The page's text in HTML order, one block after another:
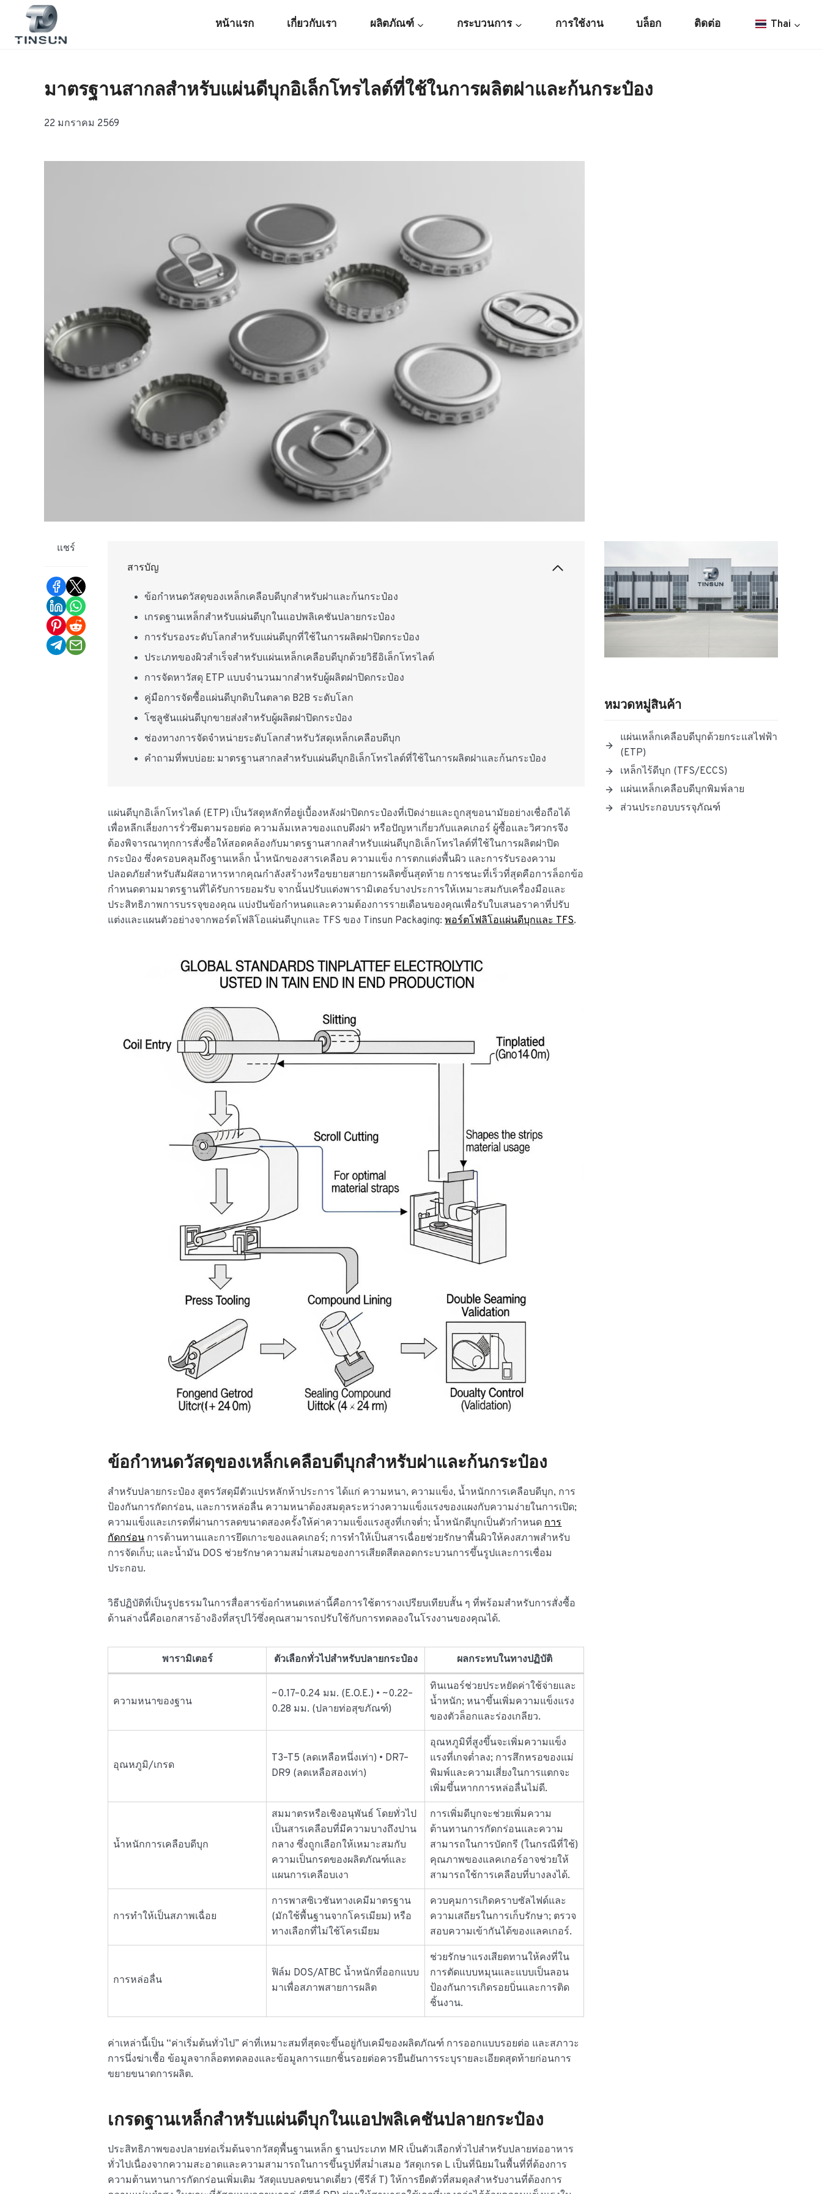
หน้าแรก เกี่ยวกับเรา ผลิตภัณฑ์ กระบวนการ การใช้งาน บล็อก ติดต่อ Thai
มาตรฐานสากลสำหรับแผ่นดีบุกอิเล็กโทรไลต์ที่ใช้ในการผลิตฝาและก้นกระป๋อง
22 มกราคม 2569
แชร์
สารบัญ
ข้อกำหนดวัสดุของเหล็กเคลือบดีบุกสำหรับฝาและก้นกระป๋อง
เกรดฐานเหล็กสำหรับแผ่นดีบุกในแอปพลิเคชันปลายกระป๋อง
การรับรองระดับโลกสำหรับแผ่นดีบุกที่ใช้ในการผลิตฝาปิดกระป๋อง
ประเภทของผิวสำเร็จสำหรับแผ่นเหล็กเคลือบดีบุกด้วยวิธีอิเล็กโทรไลต์
การจัดหาวัสดุ ETP แบบจำนวนมากสำหรับผู้ผลิตฝาปิดกระป๋อง
คู่มือการจัดซื้อแผ่นดีบุกดิบในตลาด B2B ระดับโลก
โซลูชันแผ่นดีบุกขายส่งสำหรับผู้ผลิตฝาปิดกระป๋อง
ช่องทางการจัดจำหน่ายระดับโลกสำหรับวัสดุเหล็กเคลือบดีบุก
คำถามที่พบบ่อย: มาตรฐานสากลสำหรับแผ่นดีบุกอิเล็กโทรไลต์ที่ใช้ในการผลิตฝาและก้นกระป๋อง
แผ่นดีบุกอิเล็กโทรไลต์ (ETP) เป็นวัสดุหลักที่อยู่เบื้องหลังฝาปิดกระป๋องที่เปิดง่ายและถูกสุขอนามัยอย่างเชื่อถือได้
เพื่อหลีกเลี่ยงการรั่วซึมตามรอยต่อ ความล้มเหลวของแถบดึงฝา หรือปัญหาเกี่ยวกับแลคเกอร์ ผู้ซื้อและวิศวกรจึง
ต้องพิจารณาทุกการสั่งซื้อให้สอดคล้องกับมาตรฐานสากลสำหรับแผ่นดีบุกอิเล็กโทรไลต์ที่ใช้ในการผลิตฝาปิด
กระป๋อง ซึ่งครอบคลุมถึงฐานเหล็ก น้ำหนักของสารเคลือบ ความแข็ง การตกแต่งพื้นผิว และการรับรองความ
ปลอดภัยสำหรับสัมผัสอาหารหากคุณกำลังสร้างหรือขยายสายการผลิตขั้นสุดท้าย การชนะที่เร็วที่สุดคือการล็อกข้อ
กำหนดตามมาตรฐานที่ได้รับการยอมรับ จากนั้นปรับแต่งพารามิเตอร์บางประการให้เหมาะสมกับเครื่องมือและ
ประสิทธิภาพการบรรจุของคุณ แบ่งปันข้อกำหนดและความต้องการรายเดือนของคุณเพื่อรับใบเสนอราคาที่ปรับ
แต่งและแผนตัวอย่างจากพอร์ตโฟลิโอแผ่นดีบุกและ TFS ของ Tinsun Packaging:พอร์ตโฟลิโอแผ่นดีบุกและ TFS.
ข้อกำหนดวัสดุของเหล็กเคลือบดีบุกสำหรับฝาและก้นกระป๋อง
สำหรับปลายกระป๋อง สูตรวัสดุมีตัวแปรหลักห้าประการ ได้แก่ ความหนา, ความแข็ง, น้ำหนักการเคลือบดีบุก, การ
ป้องกันการกัดกร่อน, และการหล่อลื่น ความหนาต้องสมดุลระหว่างความแข็งแรงของแผงกับความง่ายในการเปิด;
ความแข็งและเกรดที่ผ่านการลดขนาดสองครั้งให้ค่าความแข็งแรงสูงที่เกจต่ำ; น้ำหนักดีบุกเป็นตัวกำหนดการ
กัดกร่อนการต้านทานและการยึดเกาะของแลคเกอร์; การทำให้เป็นสารเฉื่อยช่วยรักษาพื้นผิวให้คงสภาพสำหรับ
การจัดเก็บ; และน้ำมัน DOS ช่วยรักษาความสม่ำเสมอของการเสียดสีตลอดกระบวนการขึ้นรูปและการเชื่อม
ประกอบ.
วิธีปฏิบัติที่เป็นรูปธรรมในการสื่อสารข้อกำหนดเหล่านี้คือการใช้ตารางเปรียบเทียบสั้น ๆ ที่พร้อมสำหรับการสั่งซื้อ
ด้านล่างนี้คือเอกสารอ้างอิงที่สรุปไว้ซึ่งคุณสามารถปรับใช้กับการทดลองในโรงงานของคุณได้.
พารามิเตอร์ ตัวเลือกทั่วไปสำหรับปลายกระป๋อง ผลกระทบในทางปฏิบัติ
ความหนาของฐาน
~0.17–0.24 มม. (E.O.E.) • ~0.22–
0.28 มม. (ปลายท่อสุขภัณฑ์)
ทินเนอร์ช่วยประหยัดค่าใช้จ่ายและ
น้ำหนัก; หนาขึ้นเพิ่มความแข็งแรง
ของตัวล็อกและร่องเกลียว.
อุณหภูมิ/เกรด
T3–T5 (ลดเหลือหนึ่งเท่า) • DR7–
DR9 (ลดเหลือสองเท่า)
อุณหภูมิที่สูงขึ้นจะเพิ่มความแข็ง
แรงที่เกจต่ำลง; การสึกหรอของแม่
พิมพ์และความเสี่ยงในการแตกจะ
เพิ่มขึ้นหากการหล่อลื่นไม่ดี.
น้ำหนักการเคลือบดีบุก
สมมาตรหรือเชิงอนุพันธ์ โดยทั่วไป
เป็นสารเคลือบที่มีความบางถึงปาน
กลาง ซึ่งถูกเลือกให้เหมาะสมกับ
ความเป็นกรดของผลิตภัณฑ์และ
แผนการเคลือบเงา
การเพิ่มดีบุกจะช่วยเพิ่มความ
ต้านทานการกัดกร่อนและความ
สามารถในการบัดกรี (ในกรณีที่ใช้)
คุณภาพของแลคเกอร์อาจช่วยให้
สามารถใช้การเคลือบที่บางลงได้.
การทำให้เป็นสภาพเฉื่อย
การพาสซิเวชันทางเคมีมาตรฐาน
(มักใช้พื้นฐานจากโครเมียม) หรือ
ทางเลือกที่ไม่ใช้โครเมียม
ควบคุมการเกิดคราบซัลไฟด์และ
ความเสถียรในการเก็บรักษา; ตรวจ
สอบความเข้ากันได้ของแลคเกอร์.
การหล่อลื่น
ฟิล์ม DOS/ATBC น้ำหนักที่ออกแบบ
มาเพื่อสภาพสายการผลิต
ช่วยรักษาแรงเสียดทานให้คงที่ใน
การตัดแบบหมุนและแบบเป็นลอน
ป้องกันการเกิดรอยบิ่นและการติด
ชิ้นงาน.
ค่าเหล่านี้เป็น “ค่าเริ่มต้นทั่วไป” ค่าที่เหมาะสมที่สุดจะขึ้นอยู่กับเคมีของผลิตภัณฑ์ การออกแบบรอยต่อ และสภาวะ
การนึ่งฆ่าเชื้อ ข้อมูลจากล็อตทดลองและข้อมูลการแยกชิ้นรอยต่อควรยืนยันการระบุรายละเอียดสุดท้ายก่อนการ
ขยายขนาดการผลิต.
เกรดฐานเหล็กสำหรับแผ่นดีบุกในแอปพลิเคชันปลายกระป๋อง
ประสิทธิภาพของปลายท่อเริ่มต้นจากวัสดุพื้นฐานเหล็ก ฐานประเภท MR เป็นตัวเลือกทั่วไปสำหรับปลายท่ออาหาร
ทั่วไปเนื่องจากความสะอาดและความสามารถในการขึ้นรูปที่สม่ำเสมอ วัสดุเกรด L เป็นที่นิยมในพื้นที่ที่ต้องการ
ความต้านทานการกัดกร่อนเพิ่มเติม วัสดุแบบลดขนาดเดี่ยว (ซีรีส์ T) ให้การยืดตัวที่สมดุลสำหรับงานที่ต้องการ
หมวดหมู่สินค้า
แผ่นเหล็กเคลือบดีบุกด้วยกระแสไฟฟ้า
(ETP)
เหล็กไร้ดีบุก (TFS/ECCS)
แผ่นเหล็กเคลือบดีบุกพิมพ์ลาย
ส่วนประกอบบรรจุภัณฑ์